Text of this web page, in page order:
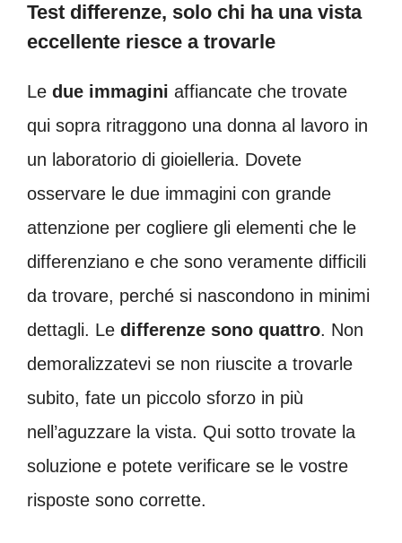
Test differenze, solo chi ha una vista
eccellente riesce a trovarle
Le due immagini affiancate che trovate
qui sopra ritraggono una donna al lavoro in
un laboratorio di gioielleria. Dovete
osservare le due immagini con grande
attenzione per cogliere gli elementi che le
differenziano e che sono veramente difficili
da trovare, perché si nascondono in minimi
dettagli. Le differenze sono quattro. Non
demoralizzatevi se non riuscite a trovarle
subito, fate un piccolo sforzo in più
nell’aguzzare la vista. Qui sotto trovate la
soluzione e potete verificare se le vostre
risposte sono corrette.